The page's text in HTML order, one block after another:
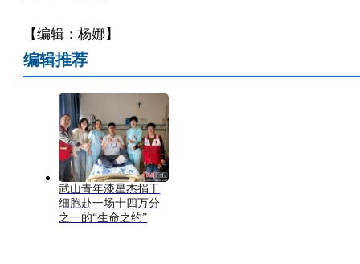
【编辑：杨娜】
编辑推荐
武山青年漆星杰捐干
细胞赴一场十四万分
之一的“生命之约”